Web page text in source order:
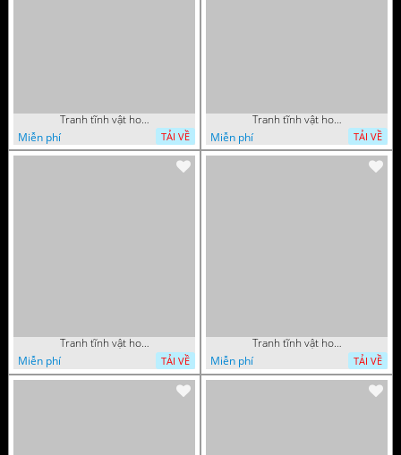
Tranh tĩnh vật hoa quả sơn dầu dán tường đẹp
Miễn phí
TẢI VỀ
Tranh tĩnh vật hoa quả sơn dầu trang trí tường đẹp
Miễn phí
TẢI VỀ
Tranh tĩnh vật hoa quả sơn dầu nghệ thuật
Miễn phí
TẢI VỀ
Tranh tĩnh vật hoa quả sơn dầu trang trí tường
Miễn phí
TẢI VỀ